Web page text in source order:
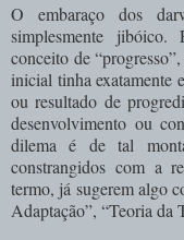
O embaraço dos
simplesmente
conceito de
inicial tinha exatamente
ou resultado de
desenvolvimento ou
dilema é de tal
constrangidos com a
termo, já sugerem algo
Adaptação”, “Teoria da